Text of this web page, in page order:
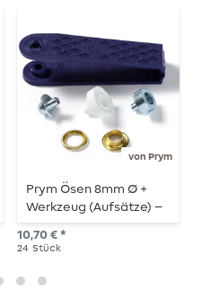
von Prym
Prym Ösen 8mm Ø +
Werkzeug (Aufsätze) –
gold
10,70 € *
24 Stück